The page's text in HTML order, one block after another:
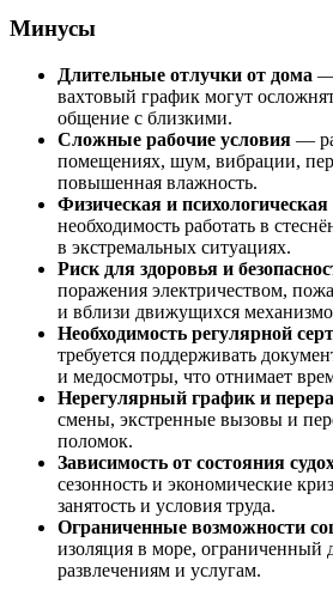
Минусы
Длительные отлучки от дома —
вахтовый график могут
общение с близкими.
Сложные рабочие условия —
помещениях, шум, вибрации,
повышенная влажность.
Физическая и психологическая
необходимость работать в
в экстремальных ситуациях.
Риск для здоровья и
поражения электричеством,
и вблизи движущихся
Необходимость регулярной
требуется поддерживать
и медосмотры, что отнимает
Нерегулярный график и
смены, экстренные вызовы и
поломок.
Зависимость от состояния
сезонность и экономические
занятость и условия труда.
Ограниченные возможности
изоляция в море, ограниченный
развлечениям и услугам.